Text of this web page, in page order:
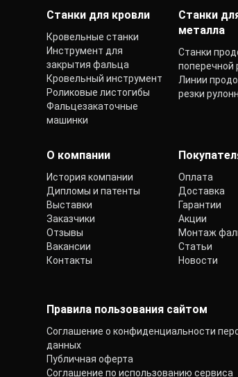
Станки для кровли
Кровельные станки
Инструмент для
закрытия фальца
Кровельный инструмент
Роликовые листогибы
Фальцезакаточные
машинки
Станки
металла
Станки
поперечной
Линии
резки
О компании
История компании
Дипломы и патенты
Выставки
Заказчики
Отзывы
Вакансии
Контакты
Оплата
Доставка
Гарантии
Акции
Монтаж
Статьи
Новости
Правила пользования сайтом
Соглашение о конфиденциальности
данных
Публичная оферта
Соглашение по использованию сервиса